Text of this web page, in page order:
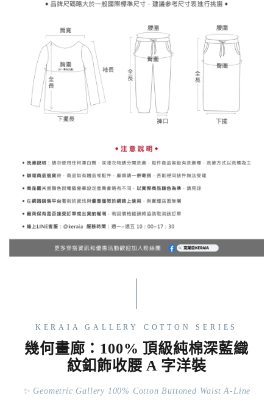
KERAIA GALLERY COTTON SERIES
幾何畫廊：100% 頂級純棉深藍織
紋釦飾收腰 A 字洋裝
✨ Geometric Gallery 100% Cotton Buttoned Waist A-Line